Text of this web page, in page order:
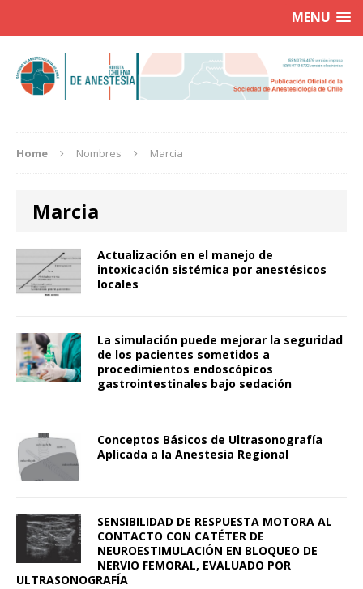
MENU
Home Nombres Marcia
Marcia
Actualización en el manejo de
intoxicación sistémica por anestésicos
locales
La simulación puede mejorar la seguridad
de los pacientes sometidos a
procedimientos endoscópicos
gastrointestinales bajo sedación
Conceptos Básicos de Ultrasonografía
Aplicada a la Anestesia Regional
SENSIBILIDAD DE RESPUESTA MOTORA AL
CONTACTO CON CATÉTER DE
NEUROESTIMULACIÓN EN BLOQUEO DE
NERVIO FEMORAL, EVALUADO POR
ULTRASONOGRAFÍA